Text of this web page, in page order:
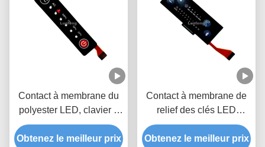
Contact à membrane du
polyester LED, clavier à
membrane fait sur
commande de circuit
Obtenez le meilleur prix
Contact à membrane de
relief des clés LED
d'ANIMAL FAMILIER,
clavier numérique fait sur
Obtenez le meilleur prix